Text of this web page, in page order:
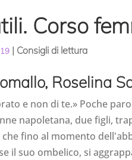
Corso
| Consigli di lettura
Roselina
e non di te.» Poche
napoletana, due figli,
che fino al momento
il suo ombelico, si